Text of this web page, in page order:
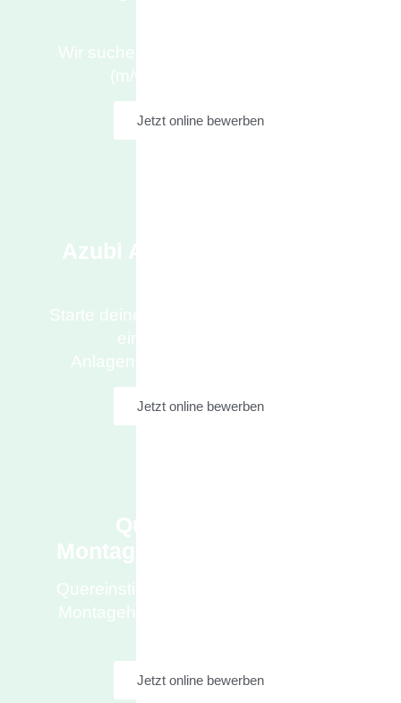
Wir suchen Anlagenmechaniker SHK
(m/w/d) für unser Team!
Jetzt online bewerben
Azubi Anlagenmechaniker
Starte deine Zukunft im Handwerk – mit
einer Ausbildung zum
Anlagenmechaniker SHK (m/w/d)!
Jetzt online bewerben
Quereinsteiger /
Montagehelfer SHK (m/w/d)
Quereinstieg willkommen! Wir suchen
Montagehelfer SHK (m/w/d) für unser
Jetzt online bewerben